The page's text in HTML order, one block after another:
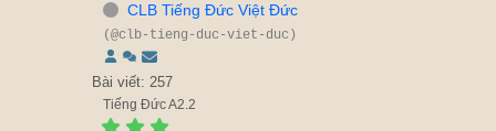
CLB Tiếng Đức Việt Đức
(@clb-tieng-duc-viet-duc)
Bài viết: 257
Tiếng Đức A2.2